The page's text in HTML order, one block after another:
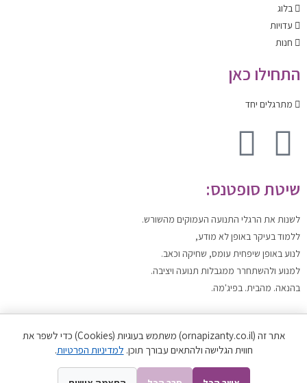
אתר זה (ornapizanty.co.il) משתמש בעוגיות (Cookies) כדי לשפר את
חווית הגלישה ולהתאים עבורך תוכן. למדיניות הפרטיות.
בלוג
עדויות
חנות
התחילו כאן
מתרגלים יחד
שיטת סופטנס:
לשנות את הרגלי התנועה העמוקים מהשורש.
ללמודבעיקר באופן לא מודע,
לנועבאופן שיפחית עומס, שחיקה וכאב.
למנוע ולהשתחרר ממגבלות תנועה ויציבה.
בהנאה. מהבית. בפיג'מה.
תנאי שימוש
|מדיניות הפרטיות